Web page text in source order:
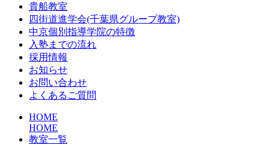
貴船教室
四街道進学会(千葉県グループ教室)
中京個別指導学院の特徴
入塾までの流れ
採用情報
お知らせ
お問い合わせ
よくあるご質問
HOME
HOME
教室一覧